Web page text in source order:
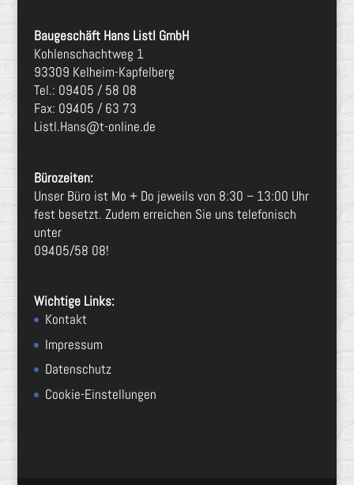
Baugeschäft Hans Listl GmbH
Kohlenschachtweg 1
93309 Kelheim-Kapfelberg
Tel.: 09405 / 58 08
Fax: 09405 / 63 73
Listl.Hans@t-online.de
Bürozeiten:
Unser Büro ist Mo + Do jeweils von 8:30 – 13:00 Uhr
fest besetzt. Zudem erreichen Sie uns telefonisch
unter
09405/58 08!
Wichtige Links:
Kontakt
Impressum
Datenschutz
Cookie-Einstellungen